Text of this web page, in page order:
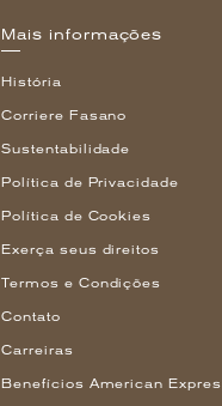
Mais informações
História
Corriere Fasano
Sustentabilidade
Política de Privacidade
Política de Cookies
Exerça seus direitos
Termos e Condições
Contato
Carreiras
Benefícios American